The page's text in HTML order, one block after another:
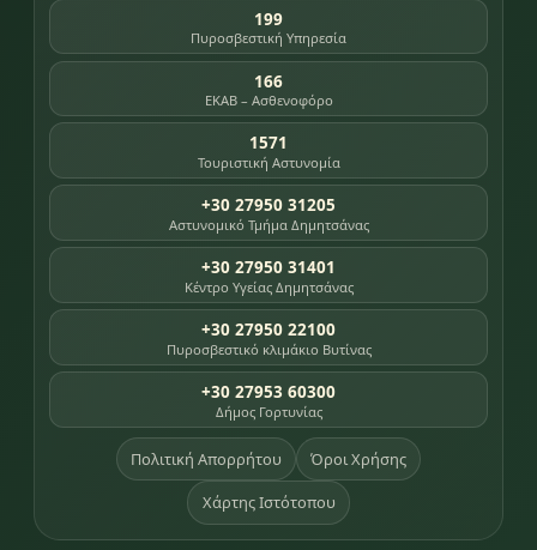
199
Πυροσβεστική Υπηρεσία
166
ΕΚΑΒ – Ασθενοφόρο
1571
Τουριστική Αστυνομία
+30 27950 31205
Αστυνομικό Τμήμα Δημητσάνας
+30 27950 31401
Κέντρο Υγείας Δημητσάνας
+30 27950 22100
Πυροσβεστικό κλιμάκιο Βυτίνας
+30 27953 60300
Δήμος Γορτυνίας
Πολιτική Απορρήτου Όροι Χρήσης
Χάρτης Ιστότοπου